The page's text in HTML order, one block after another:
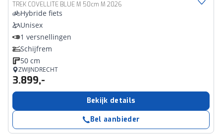
TREK COVELLITE BLUE M 50cm M 2026
Hybride fiets
Unisex
1 versnellingen
Schijfrem
50 cm
ZWIJNDRECHT
3.899,-
Bekijk details
Bel aanbieder